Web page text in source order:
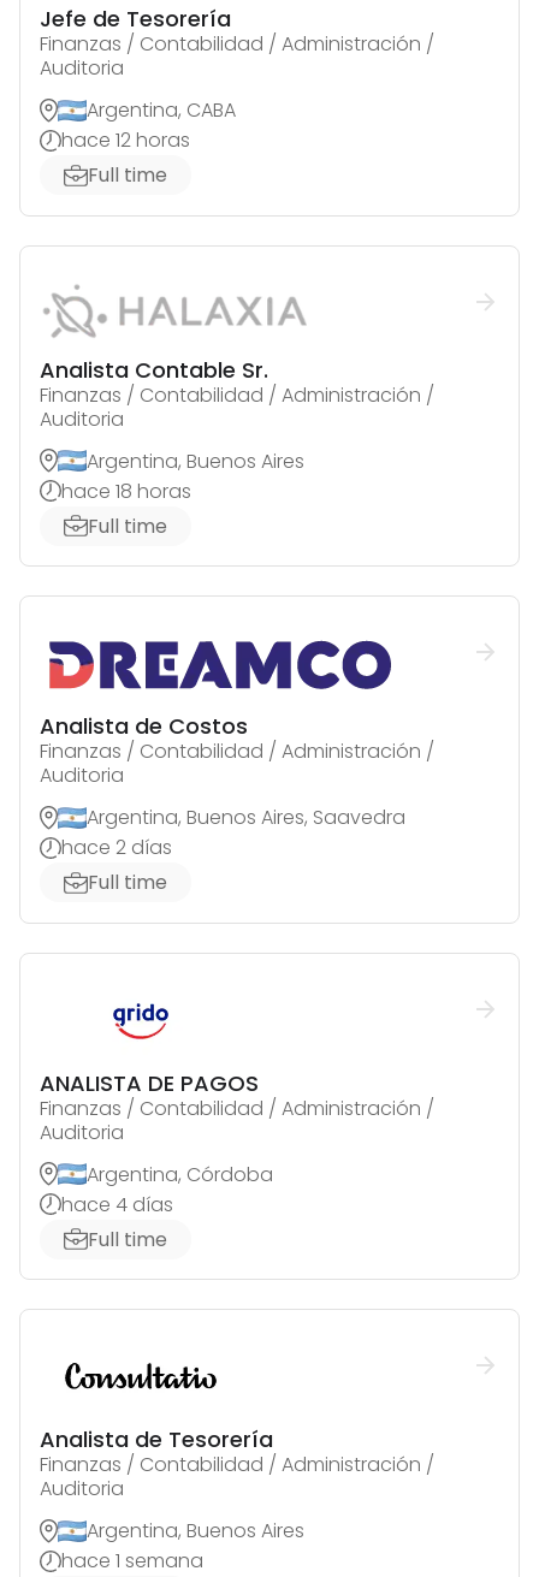
Jefe de Tesorería
Finanzas / Contabilidad / Administración /
Auditoria
Argentina, CABA
hace 12 horas
Full time
Analista Contable Sr.
Finanzas / Contabilidad / Administración /
Auditoria
Argentina, Buenos Aires
hace 18 horas
Full time
Analista de Costos
Finanzas / Contabilidad / Administración /
Auditoria
Argentina, Buenos Aires, Saavedra
hace 2 días
Full time
ANALISTA DE PAGOS
Finanzas / Contabilidad / Administración /
Auditoria
Argentina, Córdoba
hace 4 días
Full time
Analista de Tesorería
Finanzas / Contabilidad / Administración /
Auditoria
Argentina, Buenos Aires
hace 1 semana